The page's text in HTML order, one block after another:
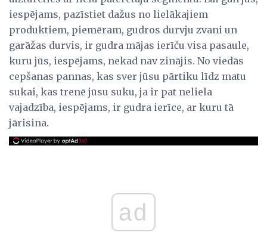
iespējams, pazīstiet dažus no lielākajiem
produktiem, piemēram, gudros durvju zvani un
garāžas durvis, ir gudra mājas ierīču visa pasaule,
kuru jūs, iespējams, nekad nav zinājis. No viedās
cepšanas pannas, kas sver jūsu pārtiku līdz matu
sukai, kas trenē jūsu suku, ja ir pat neliela
vajadzība, iespējams, ir gudra ierīce, ar kuru tā
jārisina.
ad